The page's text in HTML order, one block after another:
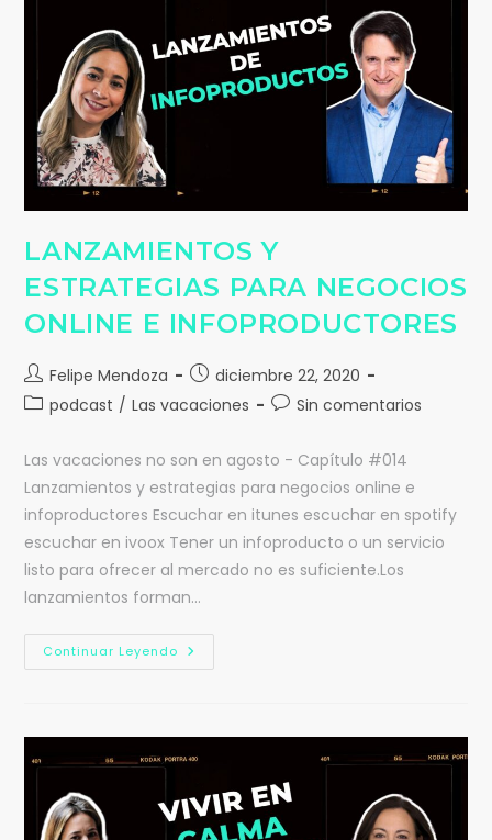
LANZAMIENTOS Y
ESTRATEGIAS PARA NEGOCIOS
ONLINE E INFOPRODUCTORES
Felipe Mendoza
diciembre 22, 2020
podcast / Las vacaciones Sin comentarios
Las vacaciones no son en agosto - Capítulo #014
Lanzamientos y estrategias para negocios online e
infoproductores Escuchar en itunes escuchar en spotify
escuchar en ivoox Tener un infoproducto o un servicio
listo para ofrecer al mercado no es suficiente.Los
lanzamientos forman…
Continuar Leyendo